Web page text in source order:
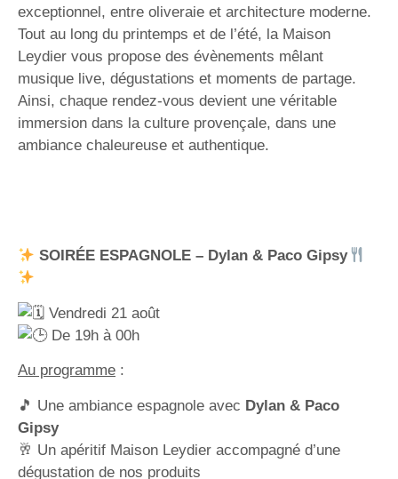
exceptionnel, entre oliveraie et architecture moderne.
Tout au long du printemps et de l’été, la Maison
Leydier vous propose des évènements mêlant
musique live, dégustations et moments de partage.
Ainsi, chaque rendez-vous devient une véritable
immersion dans la culture provençale, dans une
ambiance chaleureuse et authentique.
SOIRÉE ESPAGNOLE – Dylan & Paco Gipsy
Vendredi 21 août
De 19h à 00h
Au programme :
🎵 Une ambiance espagnole avec Dylan & Paco
Gipsy
🥂 Un apéritif Maison Leydier accompagné d’une
dégustation de nos produits